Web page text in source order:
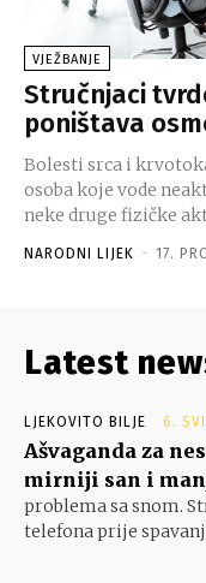
VJEŽBANJE
Stručnjaci
poništava
Bolesti srca i
osoba koje vode
neke druge fizičke
NARODNI LIJEK - 17.
Latest
LJEKOVITO BILJE 6.
Ašvaganda za
mirniji san i
problema sa snom.
telefona prije